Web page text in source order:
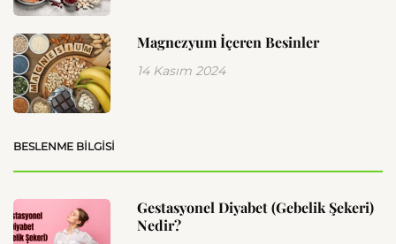
Magnezyum İçeren Besinler
14 Kasım 2024
BESLENME BILGISI
Gestasyonel Diyabet (Gebelik Şekeri)
Nedir?